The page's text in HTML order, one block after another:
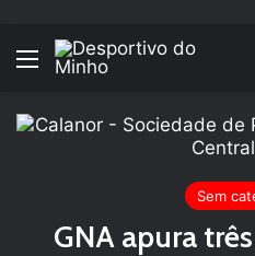
Menu
Sem
GNA apura